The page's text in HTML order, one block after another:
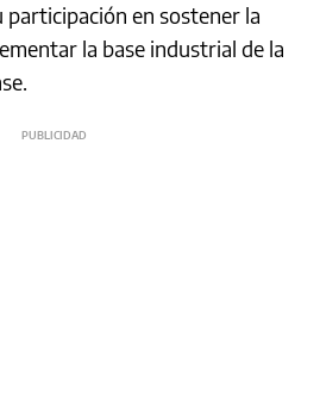
en sostener la
la base industrial de la